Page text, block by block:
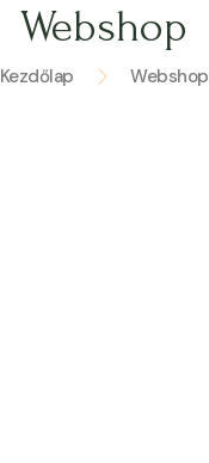
Webshop
Kezdőlap Webshop